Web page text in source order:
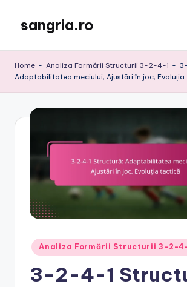
content
sangria.ro
Home - Analiza Formării Structurii 3-2-4-1 -
Adaptabilitatea meciului, Ajustări în joc,
Posted
in
Analiza Formării Structurii 3-2-4-
3-2-4-1